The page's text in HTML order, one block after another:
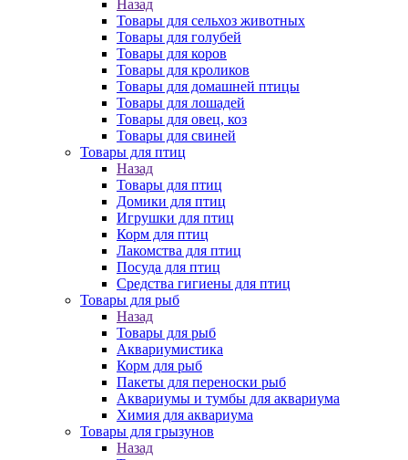
Назад
Товары для сельхоз животных
Товары для голубей
Товары для коров
Товары для кроликов
Товары для домашней птицы
Товары для лошадей
Товары для овец, коз
Товары для свиней
Товары для птиц
Назад
Товары для птиц
Домики для птиц
Игрушки для птиц
Корм для птиц
Лакомства для птиц
Посуда для птиц
Средства гигиены для птиц
Товары для рыб
Назад
Товары для рыб
Аквариумистика
Корм для рыб
Пакеты для переноски рыб
Аквариумы и тумбы для аквариума
Химия для аквариума
Товары для грызунов
Назад